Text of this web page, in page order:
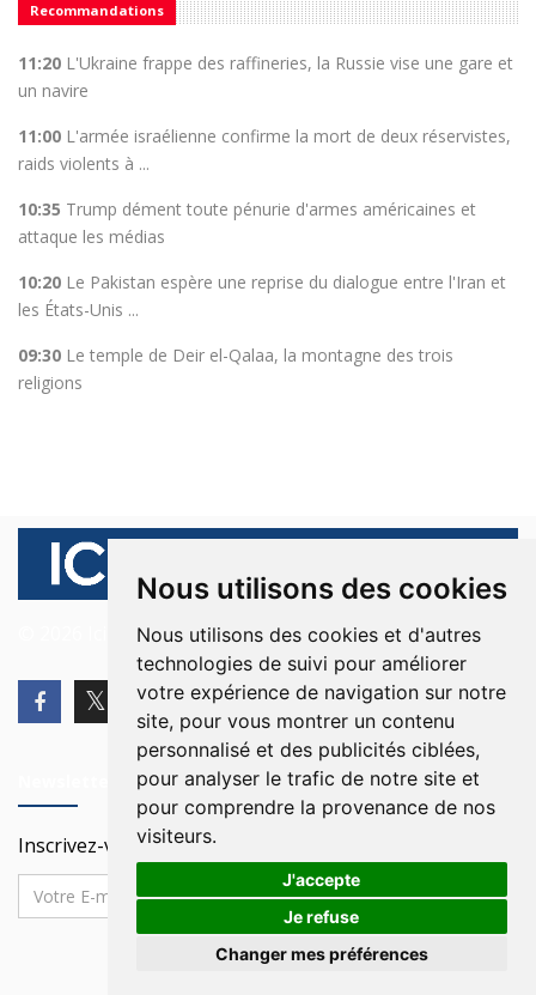
Nous utilisons des cookies
Nous utilisons des cookies et d'autres
technologies de suivi pour améliorer
votre expérience de navigation sur notre
site, pour vous montrer un contenu
personnalisé et des publicités ciblées,
pour analyser le trafic de notre site et
pour comprendre la provenance de nos
visiteurs.
J'accepte
Je refuse
Changer mes préférences
Recommandations
11:20 L'Ukraine frappe des raffineries, la Russie vise une gare et
un navire
11:00 L'armée israélienne confirme la mort de deux réservistes,
raids violents à ...
10:35 Trump dément toute pénurie d'armes américaines et
attaque les médias
10:20 Le Pakistan espère une reprise du dialogue entre l'Iran et
les États-Unis ...
09:30 Le temple de Deir el-Qalaa, la montagne des trois
religions
© 2026 Ici Beyrouth. Tous les droits sont réservés.
Inscrivez-vous à notre Newsletter